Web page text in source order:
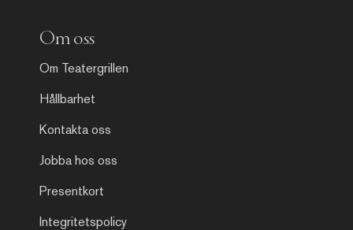
Om oss
Om Teatergrillen
Hållbarhet
Kontakta oss
Jobba hos oss
Presentkort
Integritetspolicy